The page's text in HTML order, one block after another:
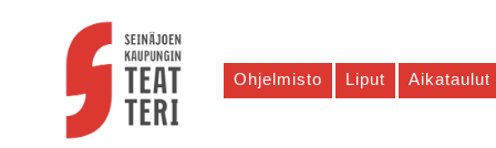
Ohjelmisto Liput Aikataulut